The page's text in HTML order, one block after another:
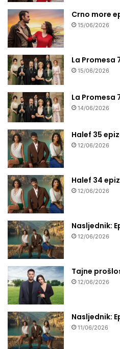
Crno more
15/06/2026
La Promesa
15/06/2026
La Promesa
14/06/2026
Halef 35
12/06/2026
Halef 34
12/06/2026
Nasljednik:
12/06/2026
Tajne
12/06/2026
Nasljednik:
11/06/2026